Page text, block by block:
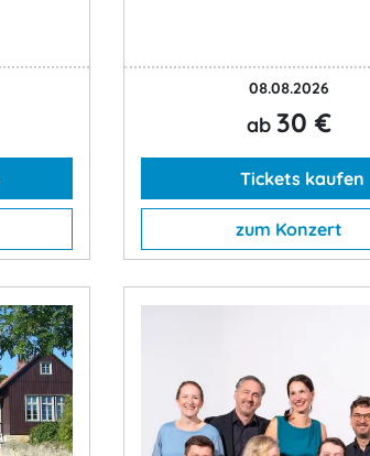
08.08.2026
ab 30 €
Tickets kaufen
zum Konzert